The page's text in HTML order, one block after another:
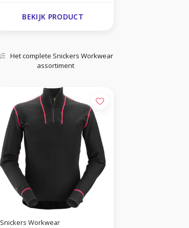
BEKIJK PRODUCT
Het complete Snickers Workwear
assortiment
Snickers Workwear